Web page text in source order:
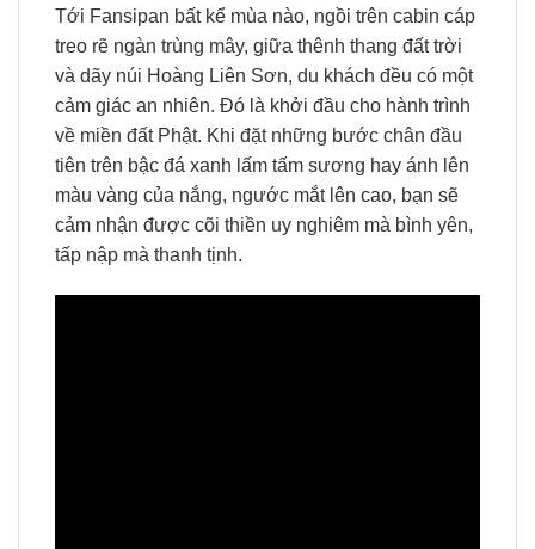
Tới Fansipan bất kể mùa nào, ngồi trên cabin cáp
treo rẽ ngàn trùng mây, giữa thênh thang đất trời
và dãy núi Hoàng Liên Sơn, du khách đều có một
cảm giác an nhiên. Đó là khởi đầu cho hành trình
về miền đất Phật. Khi đặt những bước chân đầu
tiên trên bậc đá xanh lấm tấm sương hay ánh lên
màu vàng của nắng, ngước mắt lên cao, bạn sẽ
cảm nhận được cõi thiền uy nghiêm mà bình yên,
tấp nập mà thanh tịnh.